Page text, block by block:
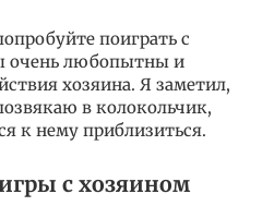
поиграть с
очень любопытны и
хозяина. Я заметил,
в колокольчик,
к нему приблизиться.
с хозяином